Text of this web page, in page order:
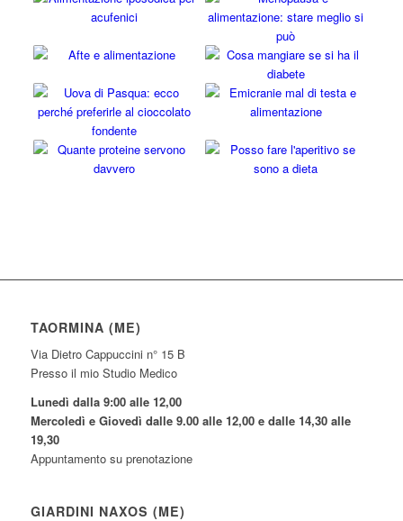
TAORMINA (ME)
Via Dietro Cappuccini n° 15 B
Presso il mio Studio Medico
Lunedì dalla 9:00 alle 12,00
Mercoledì e Giovedì dalle 9.00 alle 12,00 e dalle 14,30 alle
19,30
Appuntamento su prenotazione
GIARDINI NAXOS (ME)